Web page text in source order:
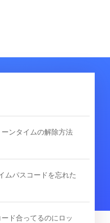
ンタイムの解除方法
ムパスコードを忘れた
ド合ってるのにロッ